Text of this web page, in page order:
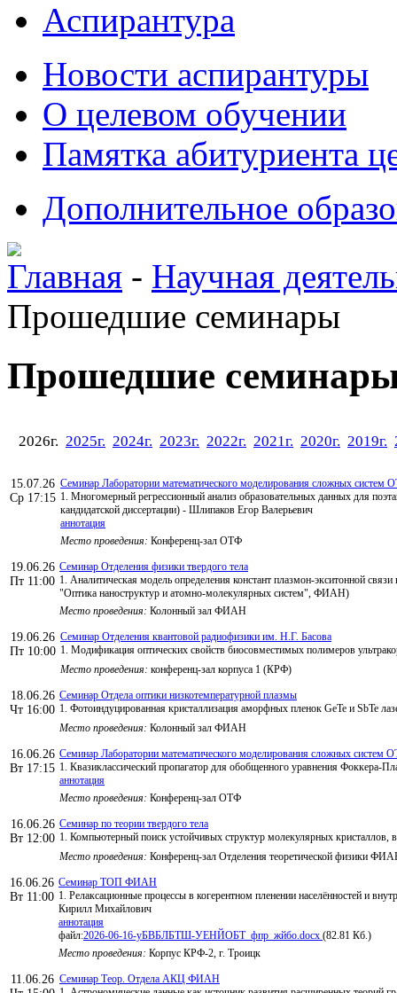
Аспирантура
Новости аспирантуры
О целевом обучении
Памятка абитуриента
Дополнительное
Главная - Научная
Прошедшие семинары
Прошедшие
2026г. 2025г. 2024г. 2023г. 2022г. 2021г. 2020г. 2019г.
15.07.26
Ср 17:15
Семинар Лаборатории математического моделирования сложных систем
1. Многомерный регрессионный анализ образовательных данных для
кандидатской диссертации) - Шлипаков Егор Валерьевич
аннотация
Место проведения: Конференц-зал ОТФ
19.06.26
Пт 11:00
Семинар Отделения физики твердого тела
1. Аналитическая модель определения констант плазмон-экситонной
"Оптика наноструктур и атомно-молекулярных систем", ФИАН)
Место проведения: Колонный зал ФИАН
19.06.26
Пт 10:00
Семинар Отделения квантовой радиофизики им. Н.Г. Басова
1. Модификация оптических свойств биосовместимых полимеров
Место проведения: конференц-зал корпуса 1 (КРФ)
18.06.26
Чт 16:00
Семинар Отдела оптики низкотемпературной плазмы
1. Фотоиндуцированная кристаллизация аморфных пленок GeTe и SbTe
Место проведения: Колонный зал ФИАН
16.06.26
Вт 17:15
Семинар Лаборатории математического моделирования сложных систем
1. Квазиклассический пропагатор для обобщенного уравнения Фоккера-
аннотация
Место проведения: Конференц-зал ОТФ
16.06.26
Вт 12:00
Семинар по теории твердого тела
1. Компьютерный поиск устойчивых структур молекулярных
Место проведения: Конференц-зал Отделения теоретической физики
16.06.26
Вт 11:00
Семинар ТОП ФИАН
1. Релаксационные процессы в когерентном пленении населённостей и
Кирилл Михайлович
аннотация
файл:2026-06-16-уБВБЛБТШ-УЕНЙОБТ_фпр_жйбо.docx (82.81 Кб.)
Место проведения: Корпус КРФ-2, г. Троицк
11.06.26 Семинар Теор. Отдела АКЦ ФИАН